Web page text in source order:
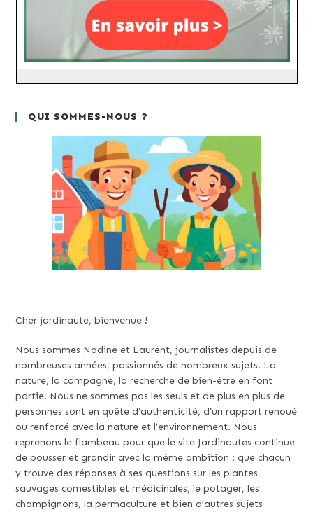
QUI SOMMES-NOUS ?
Cher jardinaute, bienvenue !
Nous sommes Nadine et Laurent, journalistes depuis de
nombreuses années, passionnés de nombreux sujets. La
nature, la campagne, la recherche de bien-être en font
partie. Nous ne sommes pas les seuls et de plus en plus de
personnes sont en quête d’authenticité, d’un rapport renoué
ou renforcé avec la nature et l’environnement. Nous
reprenons le flambeau pour que le site Jardinautes continue
de pousser et grandir avec la même ambition : que chacun
y trouve des réponses à ses questions sur les plantes
sauvages comestibles et médicinales, le potager, les
champignons, la permaculture et bien d’autres sujets